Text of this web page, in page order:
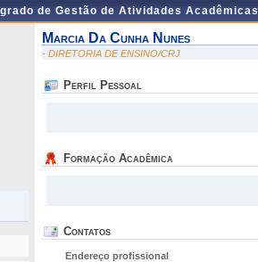
de Gestão de Atividades Acadêmicas
Marcia Da Cunha Nunes
- DIRETORIA DE ENSINO/CRJ
Perfil Pessoal
Formação Acadêmica
Contatos
Endereço profissional